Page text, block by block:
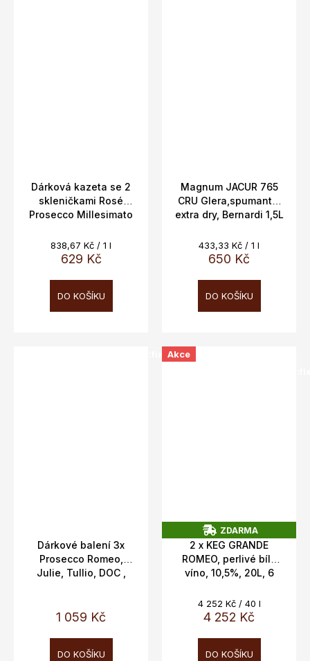
Dárková kazeta se 2
skleničkami Rosé
Prosecco Millesimato
0,75l
629 Kč
Měrná
cena:
838,67 Kč / 1 l
DO KOŠÍKU
Magnum JACUR 765
CRU Glera,spumante,
extra dry, Bernardi 1,5L
650 Kč
Měrná
cena:
433,33 Kč / 1 l
DO KOŠÍKU
SALECODE:doprava100:100:fix:CZK
Dárkové balení 3x
Prosecco Romeo,
Julie, Tullio, DOC ,
1 059 Kč
DO KOŠÍKU
Akce
Z
D
A
R
ZDARMA
2 x KEG GRANDE
ROMEO, perlivé bílé
víno, 10,5%, 20L, 6
4 252 Kč
Měrná
cena:
4 252 Kč / 40 l
DO KOŠÍKU